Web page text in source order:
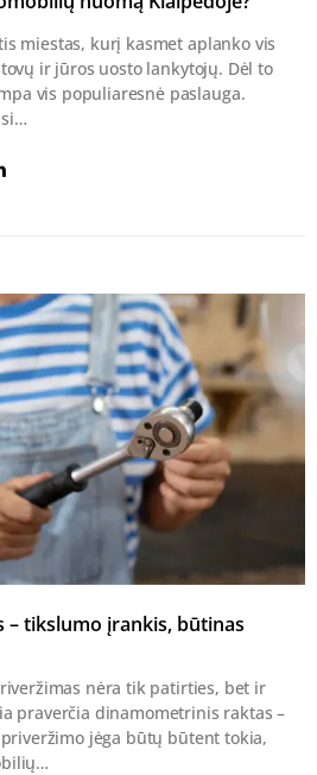
miestas, kurį kasmet aplanko vis
ir jūros uosto lankytojų. Dėl to
vis populiaresnė paslauga.
tikslumo įrankis, būtinas
nėra tik patirties, bet ir
praverčia dinamometrinis raktas –
jėga būtų būtent tokia,